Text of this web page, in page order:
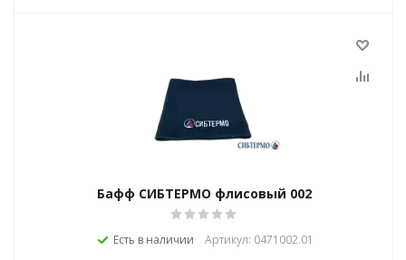
Бафф СИБТЕРМО флисовый 002
Есть в наличии Артикул: 0471002.01